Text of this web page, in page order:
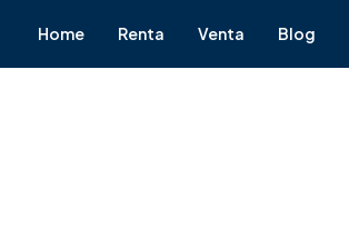
Home Renta Venta Blog